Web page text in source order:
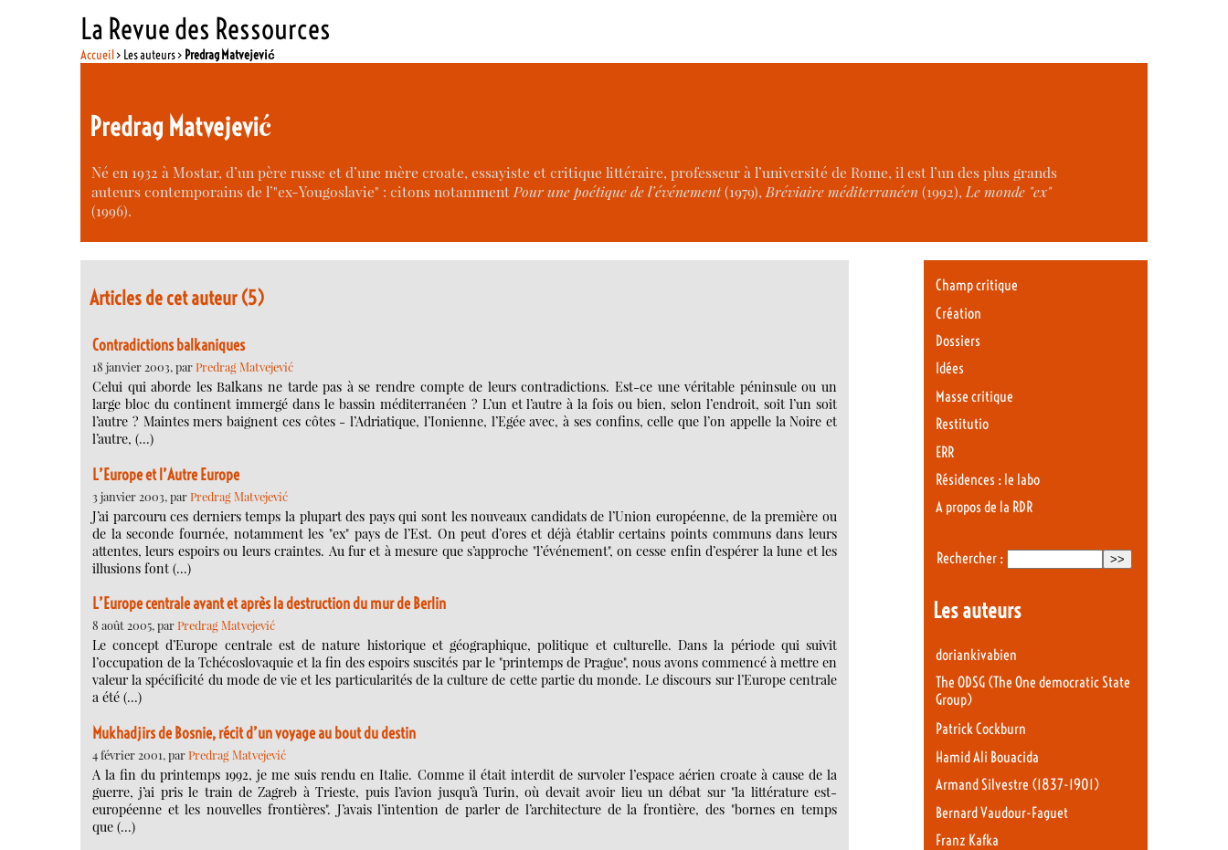
La Revue des Ressources
Accueil> Les auteurs > Predrag Matvejević
Predrag Matvejević
Né en 1932 à Mostar, d’un père russe et d’une mère croate, essayiste et critique littéraire, professeur à l’université de Rome, il est l’un des plus grands
auteurs contemporains de l’"ex-Yougoslavie" : citons notamment Pour une poétique de l’événement(1979), Bréviaire méditerranéen (1992), Le monde "ex"
(1996).
Articles de cet auteur (5)
Contradictions balkaniques
18 janvier 2003, parPredrag Matvejević
Celui qui aborde les Balkans ne tarde pas à se rendre compte de leurs contradictions. Est-ce une véritable péninsule ou un
large bloc du continent immergé dans le bassin méditerranéen ? L’un et l’autre à la fois ou bien, selon l’endroit, soit l’un soit
l’autre ? Maintes mers baignent ces côtes - l’Adriatique, l’Ionienne, l’Egée avec, à ses confins, celle que l’on appelle la Noire et
l’autre, (…)
L’Europe et l’Autre Europe
3 janvier 2003, parPredrag Matvejević
J’ai parcouru ces derniers temps la plupart des pays qui sont les nouveaux candidats de l’Union européenne, de la première ou
de la seconde fournée, notamment les "ex" pays de l’Est. On peut d’ores et déjà établir certains points communs dans leurs
attentes, leurs espoirs ou leurs craintes. Au fur et à mesure que s’approche "l’événement", on cesse enfin d’espérer la lune et les
illusions font (…)
L’Europe centrale avant et après la destruction du mur de Berlin
8 août 2005, parPredrag Matvejević
Le concept d’Europe centrale est de nature historique et géographique, politique et culturelle. Dans la période qui suivit
l’occupation de la Tchécoslovaquie et la fin des espoirs suscités par le "printemps de Prague", nous avons commencé à mettre en
valeur la spécificité du mode de vie et les particularités de la culture de cette partie du monde. Le discours sur l’Europe centrale
a été (…)
Mukhadjirs de Bosnie, récit d’un voyage au bout du destin
4 février 2001, parPredrag Matvejević
A la fin du printemps 1992, je me suis rendu en Italie. Comme il était interdit de survoler l’espace aérien croate à cause de la
guerre, j’ai pris le train de Zagreb à Trieste, puis l’avion jusqu’à Turin, où devait avoir lieu un débat sur "la littérature est-
européenne et les nouvelles frontières". J’avais l’intention de parler de l’architecture de la frontière, des "bornes en temps
que (…)
Champ critique
Création
Dossiers
Idées
Masse critique
Restitutio
ERR
Résidences : le labo
A propos de la RDR
Rechercher :
Les auteurs
doriankivabien
The ODSG (The One democratic State
Group)
Patrick Cockburn
Hamid Ali Bouacida
Armand Silvestre (1837-1901)
Bernard Vaudour-Faguet
Franz Kafka